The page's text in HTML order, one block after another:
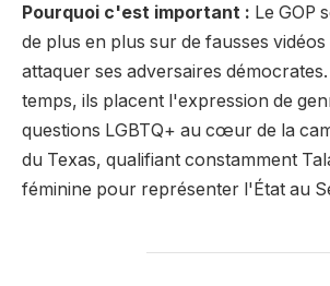
Pourquoi c'est important : Le GOP
de plus en plus sur de fausses vidéos
attaquer ses adversaires
temps, ils placent l'expression de
questions LGBTQ+ au cœur de la
du Texas, qualifiant constamment
féminine pour représenter l'État au